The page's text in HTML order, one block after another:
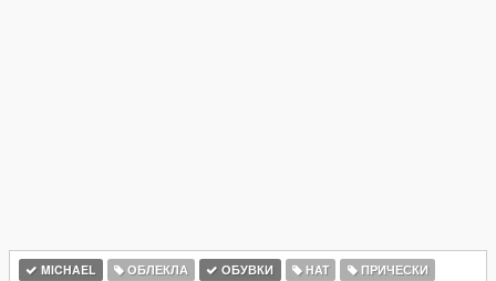
MICHAEL ОБЛЕКЛА ОБУВКИ HAT
ПРИЧЕСКИ